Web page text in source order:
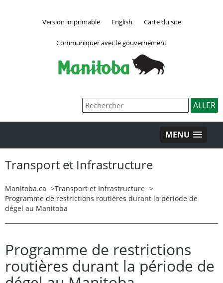
Version imprimable English Carte du site
Communiquer avec le gouvernement
MENU
Transport et Infrastructure
Manitoba.ca >Transport et Infrastructure >
Programme de restrictions routières durant la période de
dégel au Manitoba
Programme de restrictions
routières durant la période de